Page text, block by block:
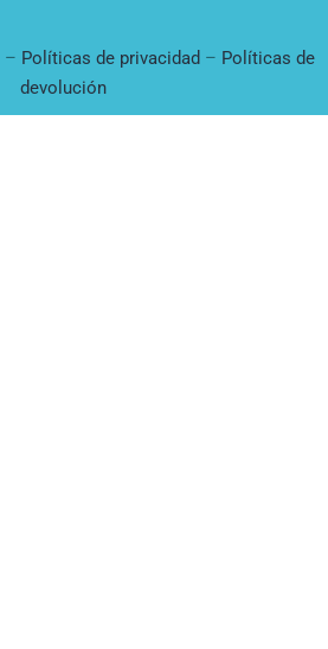
– Políticas de privacidad – Políticas de
devolución